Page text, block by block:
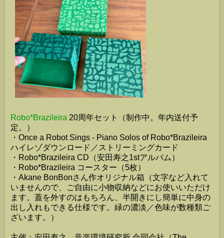
Robo*Brazileira 20周年セット（制作中。年内送付予
定。）
・Once a Robot Sings - Piano Solos of Robo*Brazileira
ハイレゾダウンロード／ストリーミングカード
・Robo*Brazileira CD（安田寿之1stアルバム）
・Robo*Brazileira コースター（5枚）
・Akane BonBonさん作オリジナル箱（文字など入れて
いませんので、ご自由に小物収納などにお使いいただけ
ます。蓋を外すのはもちろん、半開きにし簡単に中身の
出し入れもできる仕様です。緑の濃淡／色味が数種類ご
ざいます。）